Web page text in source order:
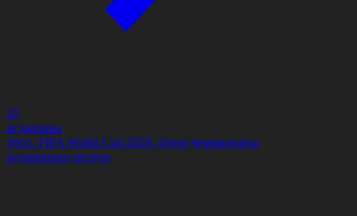
FIFA World Cup 2026. Әлем чемпионаты
шолуы